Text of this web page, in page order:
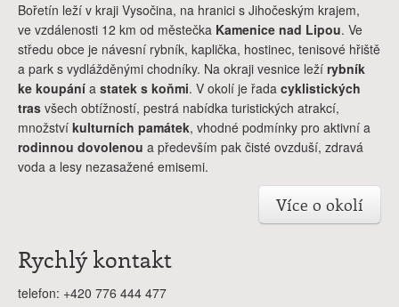
Bořetín leží v kraji Vysočina, na hranici s Jihočeským krajem,
ve vzdálenosti 12 km od městečka Kamenice nad Lipou. Ve
středu obce je návesní rybník, kaplička, hostinec, tenisové hřiště
a park s vydlážděnými chodníky. Na okraji vesnice leží rybník
ke koupání a statek s koňmi. V okolí je řada cyklistických
tras všech obtížností, pestrá nabídka turistických atrakcí,
množství kulturních památek, vhodné podmínky pro aktivní a
rodinnou dovolenou a především pak čisté ovzduší, zdravá
voda a lesy nezasažené emisemi.
Více o okolí
Rychlý kontakt
telefon: +420 776 444 477